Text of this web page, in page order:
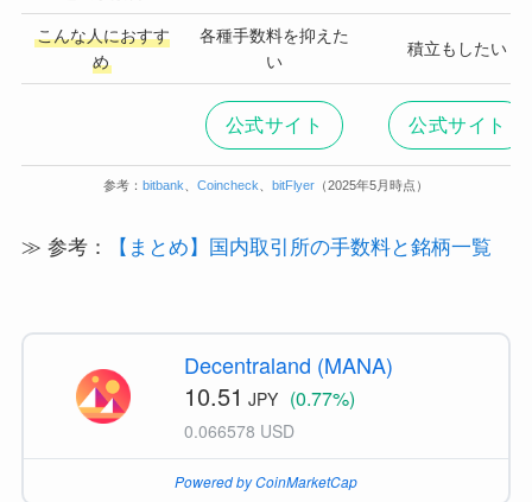
こんな人におすす
め
各種手数料を抑えた
い
積立もしたい
公式サイト 公式サイト
参考： bitbank Coincheck bitFlyer （2025年5月時点）
≫ 参考： 【まとめ】国内取引所の手数料と銘柄一覧
Decentraland (MANA)
10.51 JPY (0.77%)
0.066578 USD
Powered by CoinMarketCap